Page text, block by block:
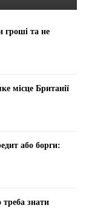
гроші та не
місце Британії
або борги:
знати